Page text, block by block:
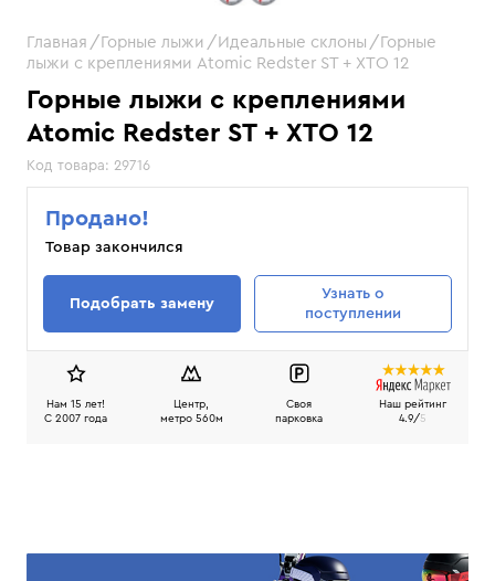
Главная Горные лыжи Идеальные склоны
Горные
лыжи с креплениями Atomic Redster ST + XTO 12
Горные лыжи с креплениями
Atomic Redster ST + XTO 12
Код товара: 29716
Продано!
Товар закончился
Подобрать замену
Узнать о
поступлении
Нам 15 лет!
C 2007 года
Центр,
метро 560м
Своя
парковка
Наш рейтинг
4.9/5